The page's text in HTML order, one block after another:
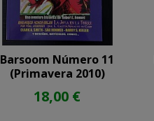
Barsoom Número 11
(Primavera 2010)
18,00 €